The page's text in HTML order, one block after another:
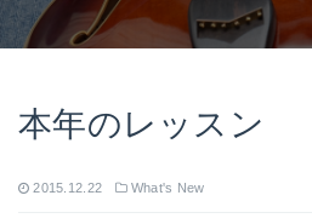
本年のレッスン
2015.12.22 What's New